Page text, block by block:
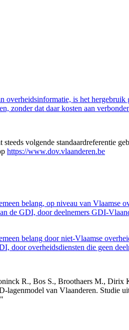
overheidsinformatie, is het
zonder dat daar kosten aan
volgende standaardreferentie
https://www.dov.vlaanderen.be
belang, op niveau van Vlaamse
de GDI, door deelnemers GDI-
belang door niet-Vlaamse
door overheidsdiensten die geen
R., Bos S., Broothaers M.,
van Vlaanderen. Studie